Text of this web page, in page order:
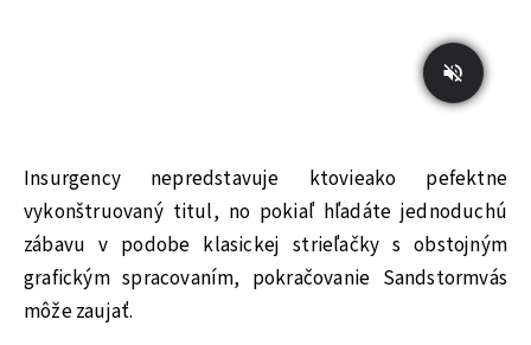
Insurgency nepredstavuje ktovieako pefektne
vykonštruovaný titul, no pokiaľ hľadáte jednoduchú
zábavu v podobe klasickej strieľačky s obstojným
grafickým spracovaním, pokračovanie Sandstormvás
môže zaujať.